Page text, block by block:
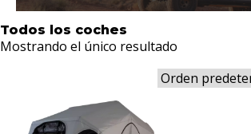
Todos los coches
Mostrando el único resultado